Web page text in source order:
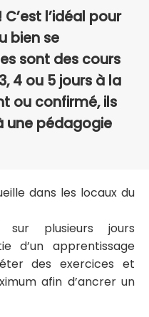
l’idéal pour
bien se
sont des cours
4 ou 5 jours à la
ou confirmé, ils
une pédagogie
dans les locaux du
sur plusieurs jours
d’un apprentissage
des exercices et
afin d’ancrer un